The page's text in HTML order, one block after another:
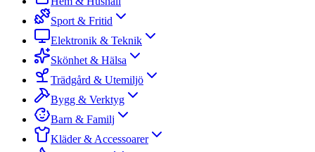
Sport & Fritid
Elektronik & Teknik
Skönhet & Hälsa
Trädgård & Utemiljö
Bygg & Verktyg
Barn & Familj
Kläder & Accessoarer